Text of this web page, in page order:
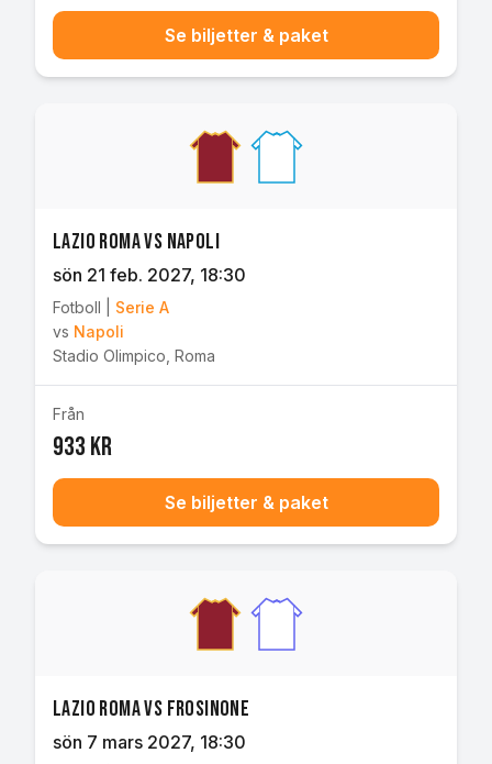
Se biljetter & paket
Lazio Roma vs Napoli
sön 21 feb. 2027, 18:30
Fotboll
Serie A
vs Napoli
Stadio Olimpico Roma
Från
933 kr
Se biljetter & paket
Lazio Roma vs Frosinone
sön 7 mars 2027, 18:30